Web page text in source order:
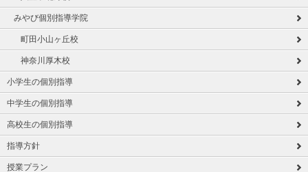
みやび個別指導学院
町田小山ヶ丘校
神奈川厚木校
小学生の個別指導
中学生の個別指導
高校生の個別指導
指導方針
授業プラン